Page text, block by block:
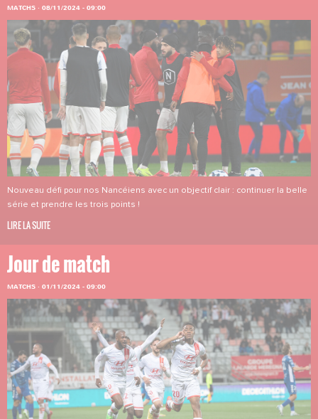
MATCHS · 08/11/2024 - 09:00
Nouveau défi pour nos Nancéiens avec un objectif clair : continuer la belle
série et prendre les trois points !
LIRE LA SUITE
Jour de match
MATCHS · 01/11/2024 - 09:00